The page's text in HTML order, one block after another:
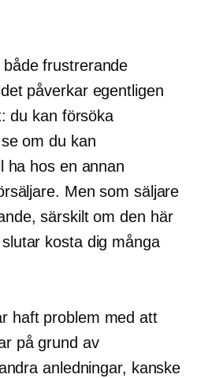
frustrerande
påverkar egentligen
du kan försöka
om du kan
ha hos en annan
Men som säljare
särskilt om den här
kosta dig många
haft problem med att
på grund av
anledningar, kanske